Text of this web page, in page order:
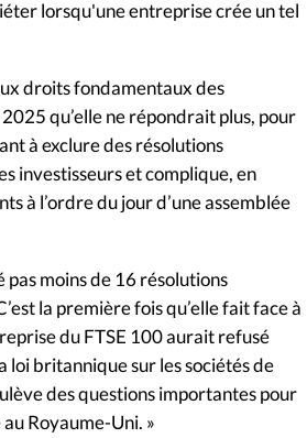
lorsqu'une entreprise crée un tel
droits fondamentaux des
qu’elle ne répondrait plus, pour
à exclure des résolutions
investisseurs et complique, en
à l’ordre du jour d’une assemblée
pas moins de 16 résolutions
la première fois qu’elle fait face à
du FTSE 100 aurait refusé
britannique sur les sociétés de
des questions importantes pour
Royaume-Uni. »